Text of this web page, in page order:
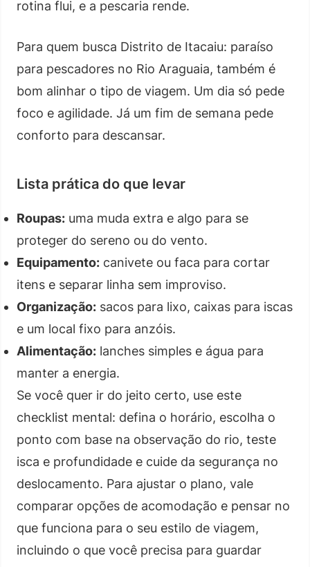
rotina flui, e a pescaria rende.
Para quem busca Distrito de Itacaiu: paraíso
para pescadores no Rio Araguaia, também é
bom alinhar o tipo de viagem. Um dia só pede
foco e agilidade. Já um fim de semana pede
conforto para descansar.
Lista prática do que levar
Roupas: uma muda extra e algo para se
proteger do sereno ou do vento.
Equipamento: canivete ou faca para cortar
itens e separar linha sem improviso.
Organização: sacos para lixo, caixas para iscas
e um local fixo para anzóis.
Alimentação: lanches simples e água para
manter a energia.
Se você quer ir do jeito certo, use este
checklist mental: defina o horário, escolha o
ponto com base na observação do rio, teste
isca e profundidade e cuide da segurança no
deslocamento. Para ajustar o plano, vale
comparar opções de acomodação e pensar no
que funciona para o seu estilo de viagem,
incluindo o que você precisa para guardar